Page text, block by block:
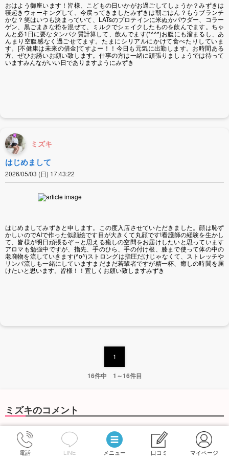
おはよう御座います！皆様、こどもの日いかがお過ごしてしょうか？みずきは
寝起きウォーキングして、今戻ってきましたみずきは朝ごはん？もうブランチ
かな？笑はいつも決まっていて、LATsのプロテインに米ぬかパウダー、コラー
ゲン、黒ごまきな粉を混ぜて、ミルクでシェイクしたものを飲んでます。ちゃ
んと必1日に要なタンパク質計算して、飲んでます(*^^*)お腹にも溜まるし、あ
んまり空腹感なく過ごせてます。たまにシリアルにかけて食べたりしていま
す。[不健康は未来の借金]てすよー！！今日も元気に出勤します。お時間ある
方、ぜひお誘いお願い致します。仕事の方は一緒に頑張りましょうでは待って
いますみんながいい日でありますようにみずき
ミズキ
はじめまして
2026/05/03 (日) 17:43:22
はじめましてみずきと申します。この度入店させていただきました。顔は恥ず
かしいのでAIで作った似顔絵です目が大きくて丸顔です!看護師の経験を生かし
て、皆様が明日頑張るぞ～と思える癒しの空間をお届けしたいと思っています
アロマも勉強中ですが、指先、手のひら、手の付け根、膝まで使って体の中の
老廃物を流していきます(^o^)ストロングは指圧だけじゃなくて、ストレッチや
リンパ流しも一緒にしていますまだまだ若輩者ですが精一杯、癒しの時間を届
けたいと思います。皆様！！宜しくお願い致しますみずき
1
16件中 1～16件目
ミズキのコメント
不慣れな点もありますが頑張ります
電話 LINE メニュー 口コミ マイページ